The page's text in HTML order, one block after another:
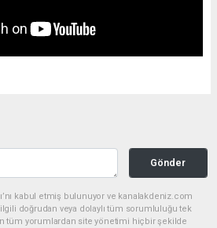
Gönder
kabul etmiş bulunuyor ve kanalakdeniz.com
ilgili doğrudan veya dolaylı tüm sorumluluğu tek
tüm yorumlardan site yönetimi hiçbir şekilde